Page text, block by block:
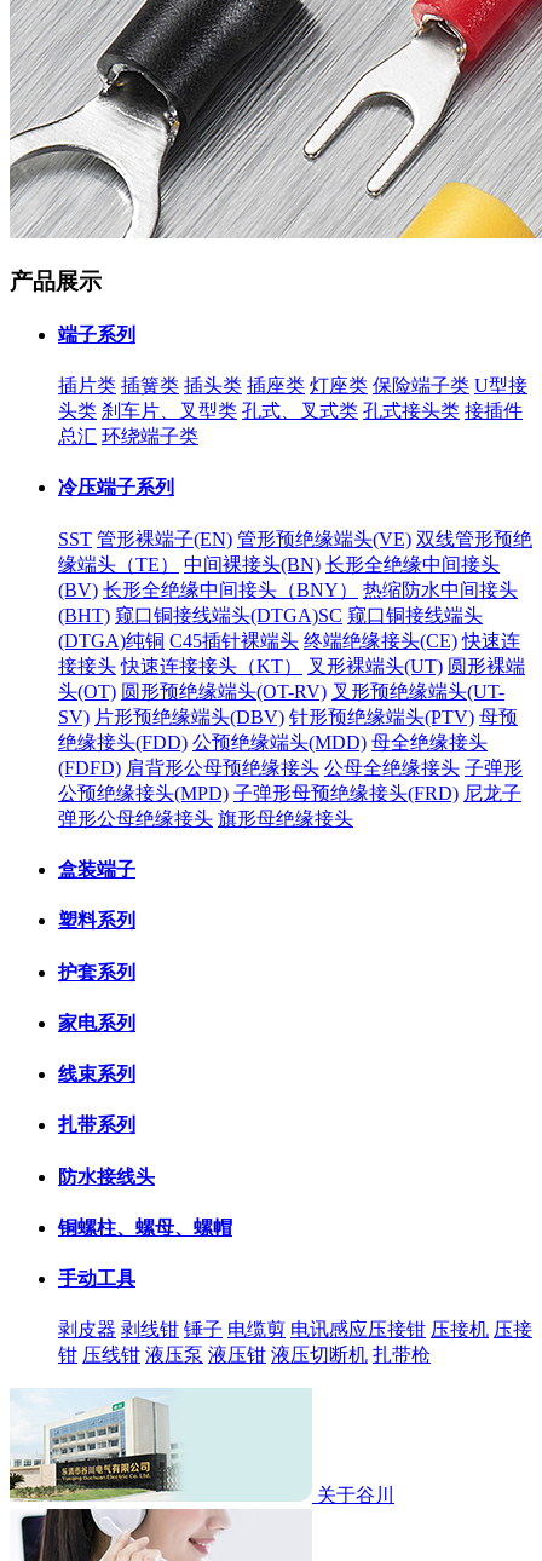
产品展示
端子系列
插片类 插簧类 插头类 插座类 灯座类 保险端子类 U型接
头类 刹车片、叉型类 孔式、叉式类 孔式接头类 接插件
总汇 环绕端子类
冷压端子系列
SST 管形裸端子(EN) 管形预绝缘端头(VE) 双线管形预绝
缘端头（TE）
中间裸接头(BN) 长形全绝缘中间接头
(BV) 长形全绝缘中间接头（BNY）
热缩防水中间接头
(BHT) 窥口铜接线端头(DTGA)SC 窥口铜接线端头
(DTGA)纯铜 C45插针裸端头 终端绝缘接头(CE) 快速连
接接头 快速连接接头（KT） 叉形裸端头(UT) 圆形裸端
头(OT) 圆形预绝缘端头(OT-RV) 叉形预绝缘端头(UT-
SV) 片形预绝缘端头(DBV) 针形预绝缘端头(PTV) 母预
绝缘接头(FDD) 公预绝缘端头(MDD) 母全绝缘接头
(FDFD) 肩背形公母预绝缘接头 公母全绝缘接头 子弹形
公预绝缘接头(MPD) 子弹形母预绝缘接头(FRD) 尼龙子
弹形公母绝缘接头 旗形母绝缘接头
盒装端子
塑料系列
护套系列
家电系列
线束系列
扎带系列
防水接线头
铜螺柱、螺母、螺帽
手动工具
剥皮器 剥线钳 锤子 电缆剪 电讯感应压接钳 压接机 压接
钳 压线钳 液压泵 液压钳 液压切断机 扎带枪
关于谷川